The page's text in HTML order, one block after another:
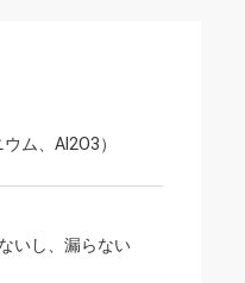
ム、Al2O3）
いし、漏らない